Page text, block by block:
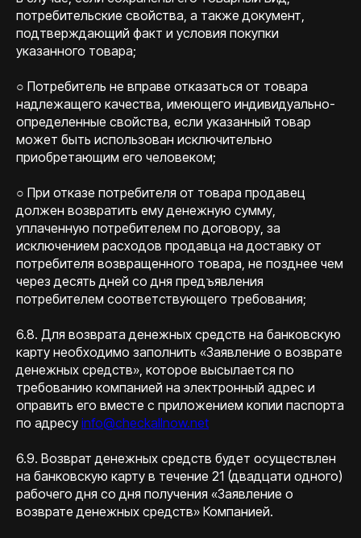
потребительские свойства, а также документ,
подтверждающий факт и условия покупки
указанного товара;
○ Потребитель не вправе отказаться от товара
надлежащего качества, имеющего индивидуально-
определенные свойства, если указанный товар
может быть использован исключительно
приобретающим его человеком;
○ При отказе потребителя от товара продавец
должен возвратить ему денежную сумму,
уплаченную потребителем по договору, за
исключением расходов продавца на доставку от
потребителя возвращенного товара, не позднее чем
через десять дней со дня предъявления
потребителем соответствующего требования;
6.8. Для возврата денежных средств на банковскую
карту необходимо заполнить «Заявление о возврате
денежных средств», которое высылается по
требованию компанией на электронный адрес и
оправить его вместе с приложением копии паспорта
по адресу info@checkallnow.net
6.9. Возврат денежных средств будет осуществлен
на банковскую карту в течение 21 (двадцати одного)
рабочего дня со дня получения «Заявление о
возврате денежных средств» Компанией.